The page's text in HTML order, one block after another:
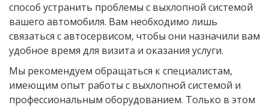
способ устранить проблемы с выхлопной системой
вашего автомобиля. Вам необходимо лишь
связаться с автосервисом, чтобы они назначили вам
удобное время для визита и оказания услуги.
Мы рекомендуем обращаться к специалистам,
имеющим опыт работы с выхлопной системой и
профессиональным оборудованием. Только в этом